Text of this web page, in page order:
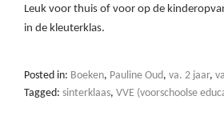
Leuk voor thuis of voor op de
in de kleuterklas.
Posted in: Boeken, Pauline Oud, va. 2 jaar,
Tagged: sinterklaas, VVE (voorschoolse